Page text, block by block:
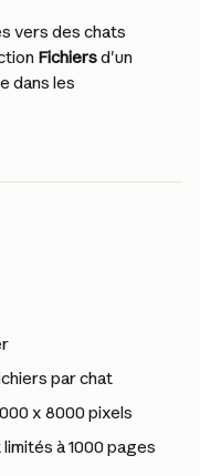
vers des chats
Fichiers d'un
dans les
par chat
x 8000 pixels
à 1000 pages